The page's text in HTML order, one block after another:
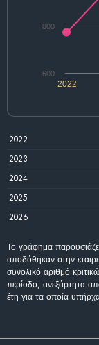
2022
600
800
2022
2023
2024
2025
2026
Το γράφημα
αποδόθηκαν στην
συνολικό αριθμό
περίοδο, ανεξάρτητα
έτη για τα οποία